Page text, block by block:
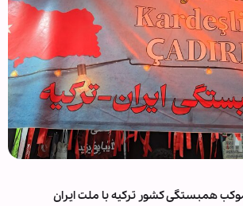
همبستگی کشور ترکیه با ملت ایران